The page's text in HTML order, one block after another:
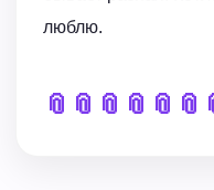
люблю.
📎 📎 📎 📎 📎 📎